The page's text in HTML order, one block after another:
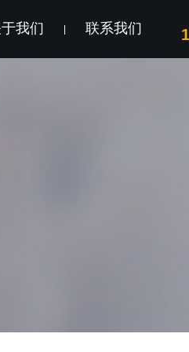
我们 | 联系我们